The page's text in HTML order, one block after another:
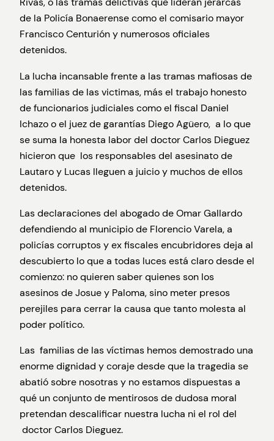
de la Policía Bonaerense como el comisario mayor
Francisco Centurión y numerosos oficiales
detenidos.
La lucha incansable frente a las tramas mafiosas de
las familias de las victimas, más el trabajo honesto
de funcionarios judiciales como el fiscal Daniel
Ichazo o el juez de garantías Diego Agüero, a lo que
se suma la honesta labor del doctor Carlos Dieguez
hicieron que los responsables del asesinato de
Lautaro y Lucas lleguen a juicio y muchos de ellos
detenidos.
Las declaraciones del abogado de Omar Gallardo
defendiendo al municipio de Florencio Varela, a
policías corruptos y ex fiscales encubridores deja al
descubierto lo que a todas luces está claro desde el
comienzo: no quieren saber quienes son los
asesinos de Josue y Paloma, sino meter presos
perejiles para cerrar la causa que tanto molesta al
poder político.
Las familias de las víctimas hemos demostrado una
enorme dignidad y coraje desde que la tragedia se
abatió sobre nosotras y no estamos dispuestas a
qué un conjunto de mentirosos de dudosa moral
pretendan descalificar nuestra lucha ni el rol del
doctor Carlos Dieguez.